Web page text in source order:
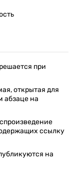
при
открытая для
абзаце на
ссылку
на